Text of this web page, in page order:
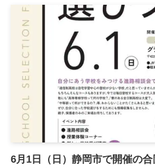
6月1日（日）静岡市で開催の